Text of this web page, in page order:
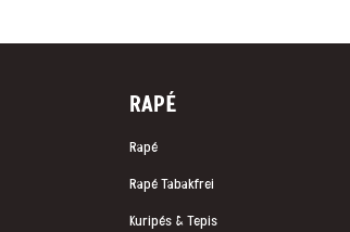
RAPÉ
Rapé
Rapé Tabakfrei
Kuripés & Tepis